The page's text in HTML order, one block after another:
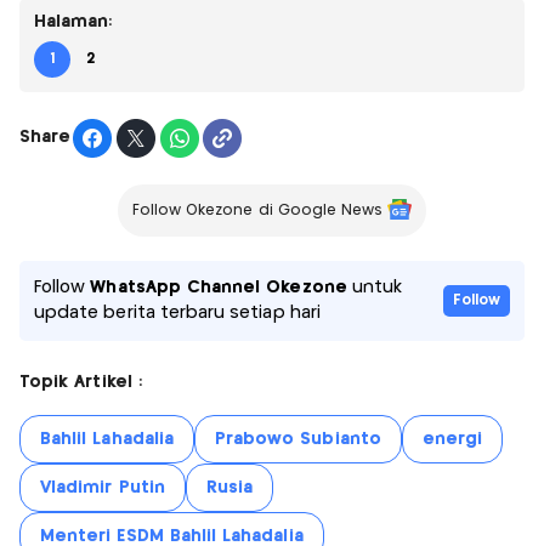
Halaman:
1 2
Share
Follow Okezone di Google News
FollowWhatsApp Channel Okezone untuk
update berita terbaru setiap hari
Follow
Topik Artikel :
Bahlil Lahadalia Prabowo Subianto energi
Vladimir Putin Rusia
Menteri ESDM Bahlil Lahadalia